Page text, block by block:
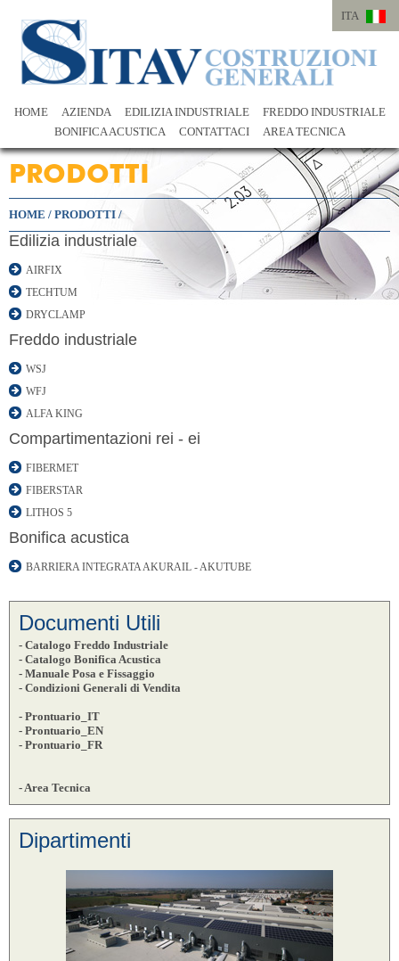
ITA
ITA
HOME AZIENDA EDILIZIA INDUSTRIALE
FREDDO INDUSTRIALE
BONIFICA ACUSTICA
CONTATTACI AREA TECNICA
PRODOTTI
HOME / PRODOTTI /
Edilizia industriale
AIRFIX
TECHTUM
DRYCLAMP
Freddo industriale
WSJ
WFJ
ALFA KING
Compartimentazioni rei - ei
FIBERMET
FIBERSTAR
LITHOS 5
Bonifica acustica
BARRIERA INTEGRATA AKURAIL - AKUTUBE
Documenti Utili
- Catalogo Freddo Industriale
- Catalogo Bonifica Acustica
- Manuale Posa e Fissaggio
- Condizioni Generali di Vendita
- Prontuario_IT
- Prontuario_EN
- Prontuario_FR
- Area Tecnica
Dipartimenti